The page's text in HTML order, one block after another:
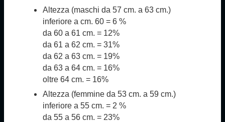
Altezza (maschida 57 cm. a 63 cm.)
inferiore a cm. 60 = 6 %
da 60 a 61 cm. = 12%
da 61 a 62 cm. = 31%
da 62 a 63 cm. = 19%
da 63 a 64 cm. = 16%
oltre 64 cm. = 16%
Altezza (femmine da 53 cm. a 59 cm.)
inferiore a 55 cm. = 2 %
da 55 a 56 cm. = 23%